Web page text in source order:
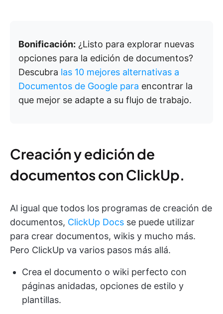
Bonificación: ¿Listo para explorar nuevas
opciones para la edición de documentos?
Descubra las 10 mejores alternativas a
Documentos de Google para encontrar la
que mejor se adapte a su flujo de trabajo.
Creación y edición de
documentos con ClickUp.
Al igual que todos los programas de creación de
documentos, ClickUp Docs se puede utilizar
para crear documentos, wikis y mucho más.
Pero ClickUp va varios pasos más allá.
Crea el documento o wiki perfecto con
páginas anidadas, opciones de estilo y
plantillas.